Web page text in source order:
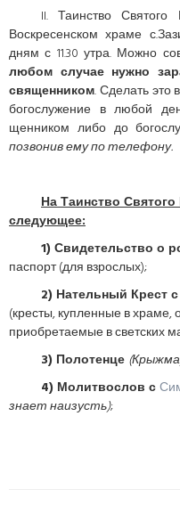
II. Таинство
Воскресенском храме
дням с 11.30 утра. Можно
любом случае нужно
священником. Сделать это
богослужение в любой
щенником либо до
позвонив ему по телефону.
На Таинство
следующее:
1) Свидетельство о
паспорт (для взрослых);
2) Нательный Крест
(кресты, купленные в
приобретаемые в светских
3) Полотенце
4) Молитвослов с
знает наизусть);